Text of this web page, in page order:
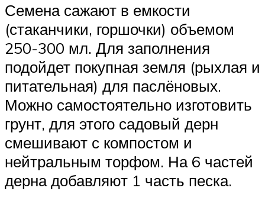
Семена сажают в емкости
(стаканчики, горшочки) объемом
250-300 мл. Для заполнения
подойдет покупная земля (рыхлая и
питательная) для паслёновых.
Можно самостоятельно изготовить
грунт, для этого садовый дерн
смешивают с компостом и
нейтральным торфом. На 6 частей
дерна добавляют 1 часть песка.